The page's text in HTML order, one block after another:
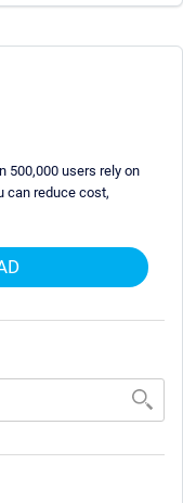
500,000 users rely on
can reduce cost,